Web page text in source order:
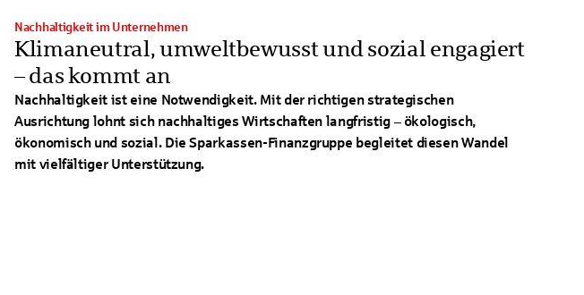
Klimaneutral, umweltbewusst und sozial engagiert
– das kommt an
Nachhaltigkeit im Unternehmen
Nachhaltigkeit ist eine Notwendigkeit. Mit der richtigen strategischen
Ausrichtung lohnt sich nachhaltiges Wirtschaften langfristig – ökologisch,
ökonomisch und sozial. Die Sparkassen-Finanzgruppe begleitet diesen Wandel
mit vielfältiger Unterstützung.